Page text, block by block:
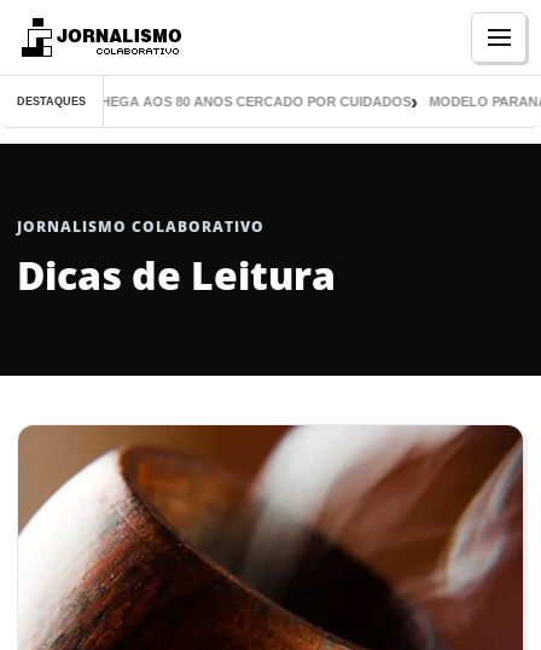
DESTAQUES
LIVROS CHEGA AOS 80 ANOS CERCADO POR CUIDADOS MODELO
JORNALISMO COLABORATIVO
Dicas de Leitura